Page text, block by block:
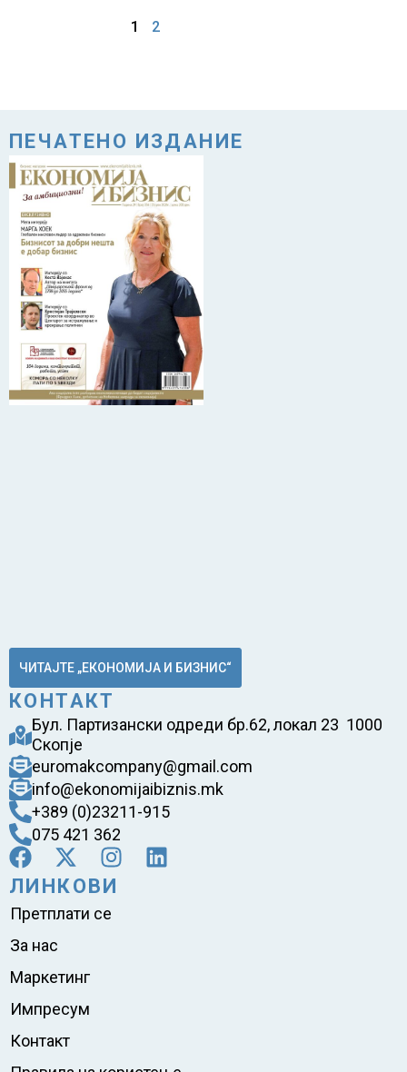
1 2
ПЕЧАТЕНО ИЗДАНИЕ
ЧИТАЈТЕ „ЕКОНОМИЈА И БИЗНИС“
КОНТАКТ
Бул. Партизански одреди бр.62, локал 23 1000
Скопје
euromakcompany@gmail.com
info@ekonomijaibiznis.mk
+389 (0)23211-915
075 421 362
ЛИНКОВИ
Претплати се
За нас
Маркетинг
Импресум
Контакт